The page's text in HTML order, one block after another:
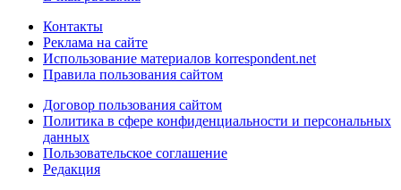
Контакты
Реклама на сайте
Использование материалов korrespondent.net
Правила пользования сайтом
Договор пользования сайтом
Политика в сфере конфиденциальности и персональных
данных
Пользовательское соглашение
Редакция